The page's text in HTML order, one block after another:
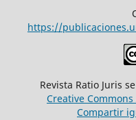
https://
Revista Ratio Juris
Creative
Compartir